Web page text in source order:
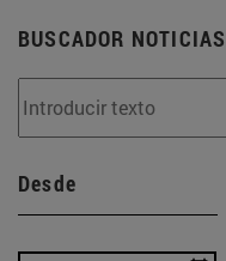
BUSCADOR NOTICIAS
Desde